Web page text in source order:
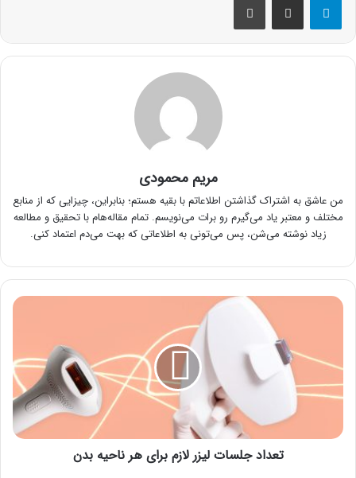
مریم محمودی
من عاشق به اشتراک گذاشتن اطلاعاتم با بقیه هستم؛ بنابراین، چیزایی که از منابع
مختلف و معتبر یاد می‌گیرم رو برات می‌نویسم. تمام مقاله‌هام با تحقیق و مطالعه
زیاد نوشته می‌شن، پس می‌تونی به اطلاعاتی که بهت می‌دم اعتماد کنی.
تعداد
برای
هر
ناحیه
تعداد جلسات لیزر لازم برای هر ناحیه بدن